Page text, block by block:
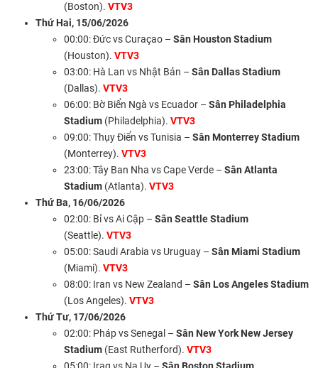
(Boston). VTV3
Thứ Hai, 15/06/2026
00:00: Đức vs Curaçao – Sân Houston Stadium
(Houston). VTV3
03:00: Hà Lan vs Nhật Bản – Sân Dallas Stadium
(Dallas). VTV3
06:00: Bờ Biển Ngà vs Ecuador – Sân Philadelphia
Stadium (Philadelphia). VTV3
09:00: Thụy Điển vs Tunisia – Sân Monterrey Stadium
(Monterrey). VTV3
23:00: Tây Ban Nha vs Cape Verde – Sân Atlanta
Stadium (Atlanta). VTV3
Thứ Ba, 16/06/2026
02:00: Bỉ vs Ai Cập – Sân Seattle Stadium
(Seattle). VTV3
05:00: Saudi Arabia vs Uruguay – Sân Miami Stadium
(Miami). VTV3
08:00: Iran vs New Zealand – Sân Los Angeles Stadium
(Los Angeles). VTV3
Thứ Tư, 17/06/2026
02:00: Pháp vs Senegal – Sân New York New Jersey
Stadium (East Rutherford). VTV3